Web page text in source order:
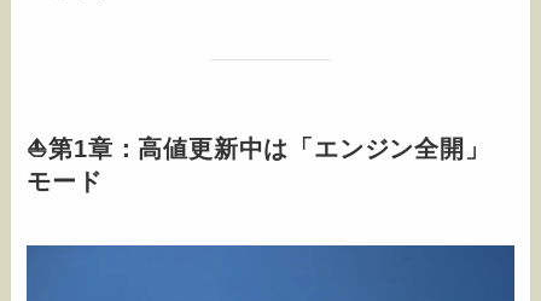
⛵️第1章：高値更新中は「エンジン全開」
モード